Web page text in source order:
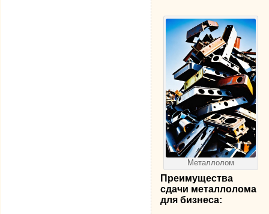
Металлолом
Преимущества
сдачи металлолома
для бизнеса: